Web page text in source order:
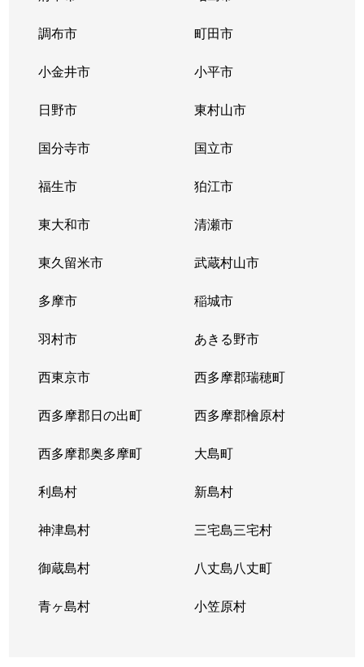
調布市 町田市
小金井市 小平市
日野市 東村山市
国分寺市 国立市
福生市 狛江市
東大和市 清瀬市
東久留米市 武蔵村山市
多摩市 稲城市
羽村市 あきる野市
西東京市 西多摩郡瑞穂町
西多摩郡日の出町 西多摩郡檜原村
西多摩郡奥多摩町 大島町
利島村 新島村
神津島村 三宅島三宅村
御蔵島村 八丈島八丈町
青ヶ島村 小笠原村